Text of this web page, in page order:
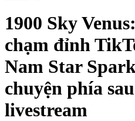
1900 Sky
chạm đỉnh
Nam Star
chuyện phía
livestream